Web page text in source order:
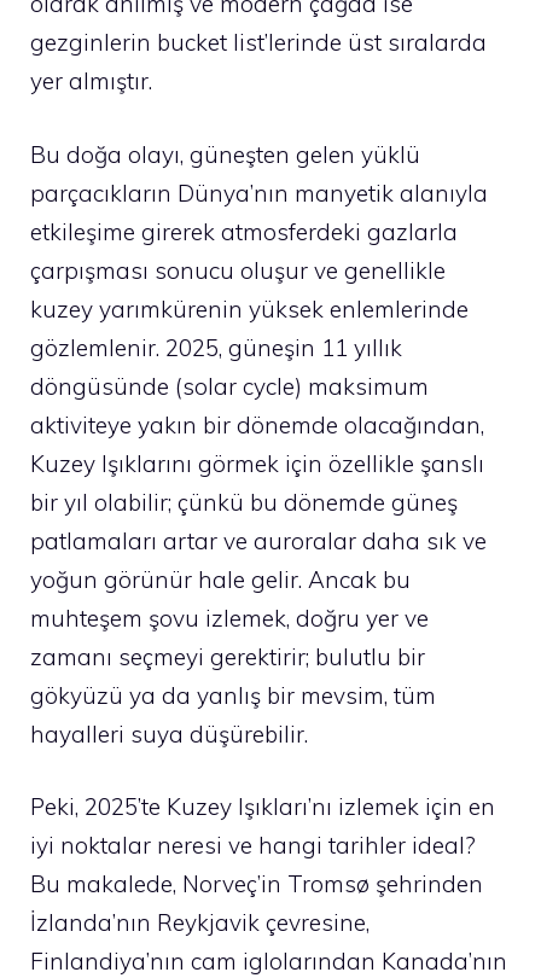
gezginlerin bucket list’lerinde üst sıralarda
yer almıştır.
Bu doğa olayı, güneşten gelen yüklü
parçacıkların Dünya’nın manyetik alanıyla
etkileşime girerek atmosferdeki gazlarla
çarpışması sonucu oluşur ve genellikle
kuzey yarımkürenin yüksek enlemlerinde
gözlemlenir. 2025, güneşin 11 yıllık
döngüsünde (solar cycle) maksimum
aktiviteye yakın bir dönemde olacağından,
Kuzey Işıklarını görmek için özellikle şanslı
bir yıl olabilir; çünkü bu dönemde güneş
patlamaları artar ve auroralar daha sık ve
yoğun görünür hale gelir. Ancak bu
muhteşem şovu izlemek, doğru yer ve
zamanı seçmeyi gerektirir; bulutlu bir
gökyüzü ya da yanlış bir mevsim, tüm
hayalleri suya düşürebilir.
Peki, 2025’te Kuzey Işıkları’nı izlemek için en
iyi noktalar neresi ve hangi tarihler ideal?
Bu makalede, Norveç’in Tromsø şehrinden
İzlanda’nın Reykjavik çevresine,
Finlandiya’nın cam iglolarından Kanada’nın